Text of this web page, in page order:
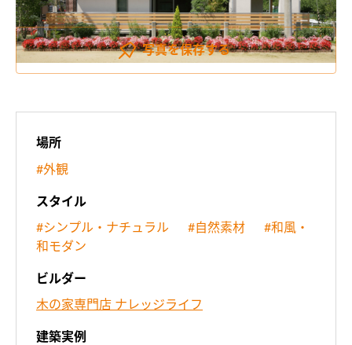
写真を保存する
場所
#外観
スタイル
#シンプル・ナチュラル #自然素材
#和風・
和モダン
ビルダー
木の家専門店 ナレッジライフ
建築実例